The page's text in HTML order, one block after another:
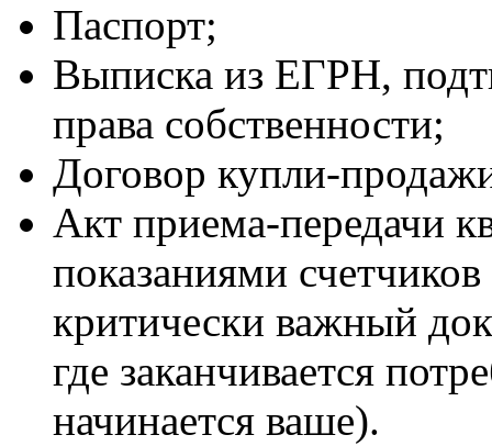
Паспорт;
Выписка из ЕГРН,
права собственности;
Договор купли-
Акт приема-передачи
показаниями
критически важный
где заканчивается
начинается ваше).